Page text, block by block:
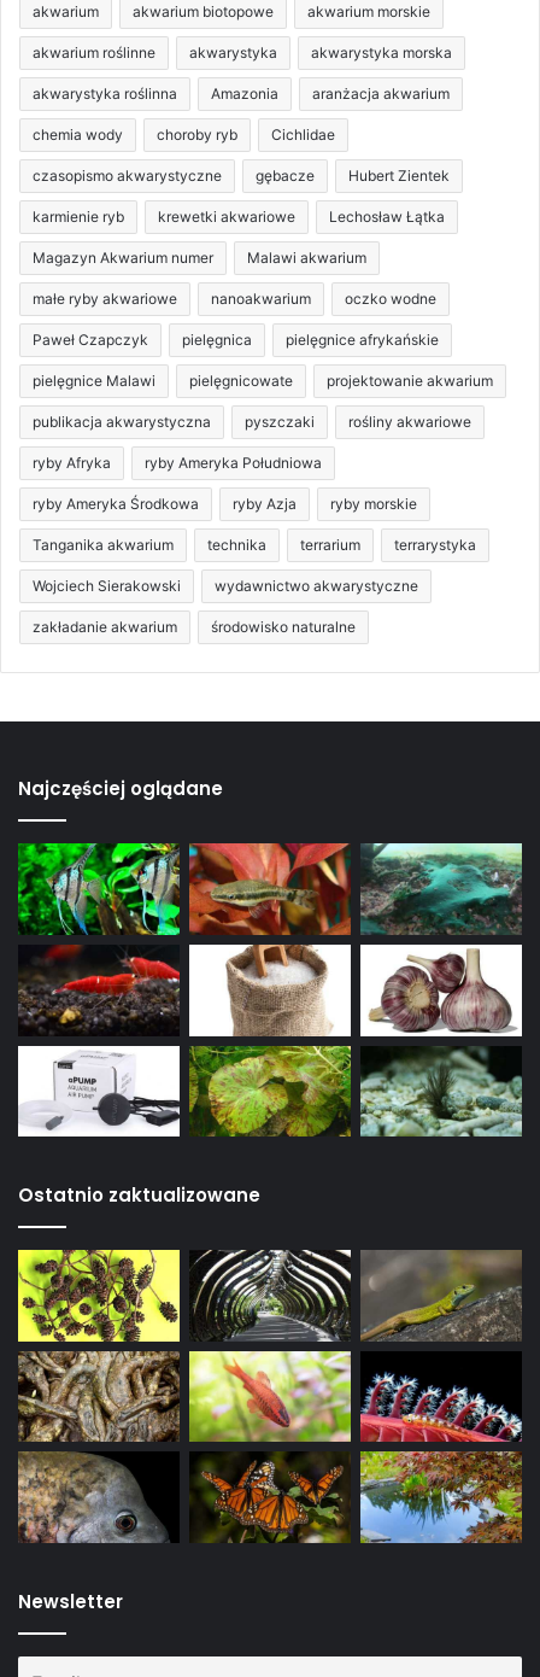
akwarium akwarium biotopowe akwarium morskie
akwarium roślinne akwarystyka akwarystyka morska
akwarystyka roślinna Amazonia aranżacja akwarium
chemia wody choroby ryb Cichlidae
czasopismo akwarystyczne gębacze Hubert Zientek
karmienie ryb krewetki akwariowe Lechosław Łątka
Magazyn Akwarium numer Malawi akwarium
małe ryby akwariowe nanoakwarium oczko wodne
Paweł Czapczyk pielęgnica pielęgnice afrykańskie
pielęgnice Malawi pielęgnicowate projektowanie akwarium
publikacja akwarystyczna pyszczaki rośliny akwariowe
ryby Afryka ryby Ameryka Południowa
ryby Ameryka Środkowa ryby Azja ryby morskie
Tanganika akwarium technika terrarium terrarystyka
Wojciech Sierakowski wydawnictwo akwarystyczne
zakładanie akwarium środowisko naturalne
Najczęściej oglądane
Ostatnio zaktualizowane
Newsletter